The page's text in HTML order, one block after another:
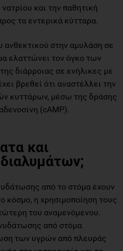
και την παθητική
τα εντερικά κύτταρα.
ανθεκτικού στην αμυλάση σε
ελαττώνει τον όγκο των
διάρροιας σε ενήλικες με
βρεθεί ότι αναστέλλει την
κυττάρων, μέσω της δράσης
(cAMP).
και
από το στόμα έχουν
κόσμο, η χρησιμοποίηση τους
του αναμενόμενου.
από στόμα
των υγρών από πλευράς